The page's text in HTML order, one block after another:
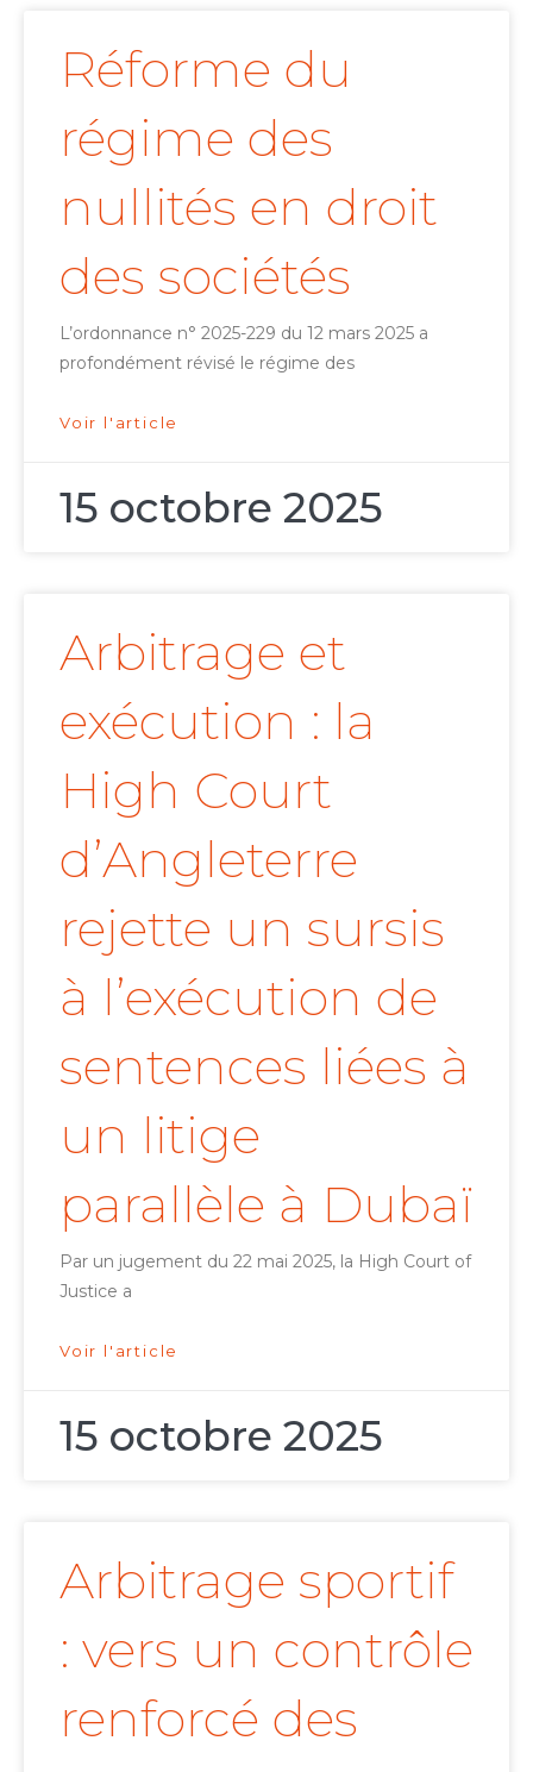
Réforme du
régime des
nullités en droit
des sociétés
L’ordonnance n° 2025-229 du 12 mars 2025 a
profondément révisé le régime des
Voir l'article
15 octobre 2025
Arbitrage et
exécution : la
High Court
d’Angleterre
rejette un sursis
à l’exécution de
sentences liées à
un litige
parallèle à Dubaï
Par un jugement du 22 mai 2025, la High Court of
Justice a
Voir l'article
15 octobre 2025
Arbitrage sportif
: vers un contrôle
renforcé des